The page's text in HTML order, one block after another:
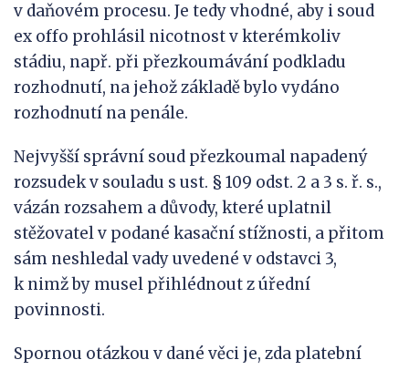
v daňovém procesu. Je tedy vhodné, aby i soud
ex offo prohlásil nicotnost v kterémkoliv
stádiu, např. při přezkoumávání podkladu
rozhodnutí, na jehož základě bylo vydáno
rozhodnutí na penále.
Nejvyšší správní soud přezkoumal napadený
rozsudek v souladu s ust. § 109 odst. 2 a 3 s. ř. s.,
vázán rozsahem a důvody, které uplatnil
stěžovatel v podané kasační stížnosti, a přitom
sám neshledal vady uvedené v odstavci 3,
k nimž by musel přihlédnout z úřední
povinnosti.
Spornou otázkou v dané věci je, zda platební